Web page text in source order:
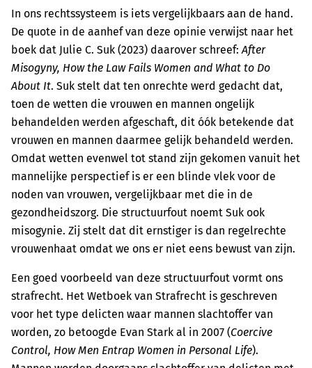
In ons rechtssysteem is iets vergelijkbaars aan de hand.
De quote in de aanhef van deze opinie verwijst naar het
boek dat Julie C. Suk (2023) daarover schreef:After
Misogyny, How the Law Fails Women and What to Do
About It. Suk stelt dat ten onrechte werd gedacht dat,
toen de wetten die vrouwen en mannen ongelijk
behandelden werden afgeschaft, dit óók betekende dat
vrouwen en mannen daarmee gelijk behandeld werden.
Omdat wetten evenwel tot stand zijn gekomen vanuit het
mannelijke perspectief is er een blinde vlek voor de
noden van vrouwen, vergelijkbaar met die in de
gezondheidszorg. Die structuurfout noemt Suk ook
misogynie. Zij stelt dat dit ernstiger is dan regelrechte
vrouwenhaat omdat we ons er niet eens bewust van zijn.
Een goed voorbeeld van deze structuurfout vormt ons
strafrecht. Het Wetboek van Strafrecht is geschreven
voor het type delicten waar mannen slachtoffer van
worden, zo betoogde Evan Stark al in 2007 (Coercive
Control, How Men Entrap Women in Personal Life).